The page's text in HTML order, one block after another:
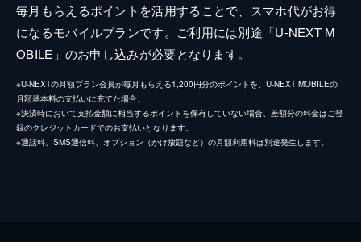
毎月もらえるポイントを活用することで、スマホ代がお得
になるモバイルプランです。ご利用には別途「U-NEXT M
OBILE」のお申し込みが必要となります。
※U-NEXTの月額プラン会員が毎月もらえる1,200円分のポイントを、U-NEXT MOBILEの
月額基本料の支払いに充てた場合。
※決済時において支払金額に相当するポイントを保有していない場合、差額分の料金はご登
録のクレジットカードでのお支払いとなります。
※通話料、SMS通信料、オプション（かけ放題など）の月額利用料は別途発生します。